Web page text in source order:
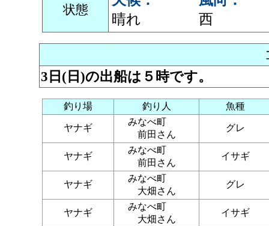
状態
晴れ
西
3日(日)の出船は５時です。
釣り場 釣り人 魚種
ヤナギ
みなべ町
前田さん
グレ
ヤナギ
みなべ町
前田さん
イサギ
ヤナギ
みなべ町
大畑さん
グレ
ヤナギ
みなべ町
大畑さん
イサギ